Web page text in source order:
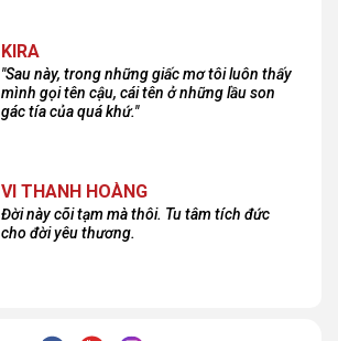
KIRA
"Sau này, trong những giấc mơ tôi luôn thấy
mình gọi tên cậu, cái tên ở những lầu son
gác tía của quá khứ."
VI THANH HOÀNG
Đời này cõi tạm mà thôi. Tu tâm tích đức
cho đời yêu thương.